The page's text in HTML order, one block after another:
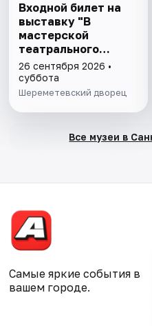
Входной билет на
выставку "В
мастерской
театрального
художника"
26 сентября 2026 •
суббота
Шереметевский дворец
Все музеи в
Самые яркие события в
вашем городе.